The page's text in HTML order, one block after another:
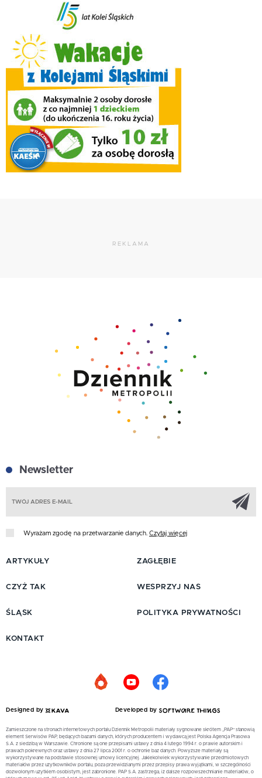
REKLAMA
Newsletter
Wyrażam zgodę na przetwarzanie danych. Czytaj więcej
ARTYKUŁY
CZYŻ TAK
ŚLĄSK
ZAGŁĘBIE
WESPRZYJ NAS
POLITYKA PRYWATNOŚCI
KONTAKT
Designed by Developed by
Zamieszczone na stronach internetowych portalu Dziennik Metropolii materiały sygnowane skrótem „PAP” stanowią
element Serwisów PAP, będących bazami danych, których producentem i wydawcą jest Polska Agencja Prasowa
S.A. z siedzibą w Warszawie. Chronione są one przepisami ustawy z dnia 4 lutego 1994 r. o prawie autorskim i
prawach pokrewnych oraz ustawy z dnia 27 lipca 2001 r. o ochronie baz danych. Powyższe materiały są
wykorzystywane na podstawie stosownej umowy licencyjnej. Jakiekolwiek wykorzystywanie przedmiotowych
materiałów przez użytkowników portalu, poza przewidzianymi przez przepisy prawa wyjątkami, w szczególności
dozwolonym użytkiem osobistym, jest zabronione. PAP S.A. zastrzega, iż dalsze rozpowszechnianie materiałów, o